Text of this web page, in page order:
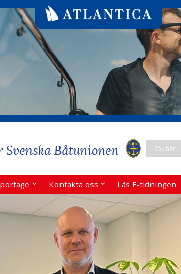
Kontakta oss Läs E-tidningen